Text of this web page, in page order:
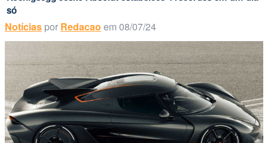
só
Notícias por Redacao em 08/07/24